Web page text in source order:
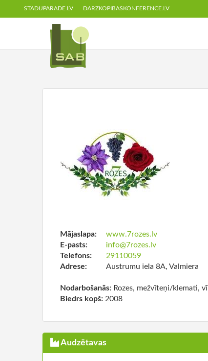
STADUPARADE.LV DARZKOPIBASKONFERENCE.LV
Mājaslapa:
www.7rozes.lv
E-pasts:
info@7rozes.lv
Telefons:
29110059
Adrese:
Austrumu iela 8A, Valmiera
Nodarbošanās: Rozes, mežvīteņi/klemati,
Biedrs kopš: 2008
Audzētavas